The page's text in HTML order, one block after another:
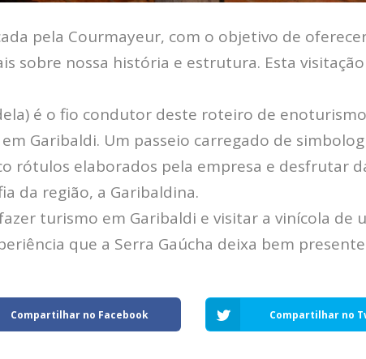
pela Courmayeur, com o objetivo de
sobre nossa história e estrutura. Esta
é o fio condutor deste roteiro de
Garibaldi. Um passeio carregado de
rótulos elaborados pela empresa e desfrutar
da região, a Garibaldina.
turismo em Garibaldi e visitar a vinícola de
que a Serra Gaúcha deixa bem
Compartilhar no Facebook Compartilhar no